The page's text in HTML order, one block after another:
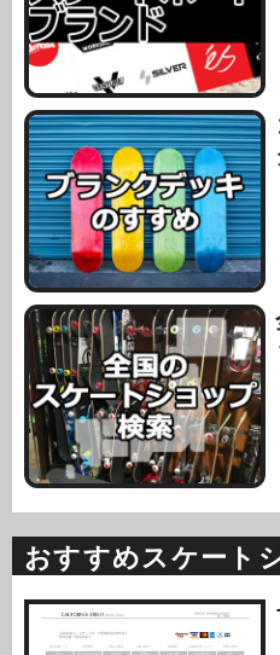
おすすめスケート